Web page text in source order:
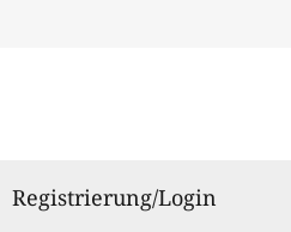
Registrierung/Login